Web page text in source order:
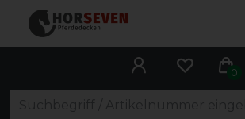
0